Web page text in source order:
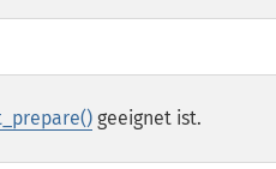
geeignet ist.